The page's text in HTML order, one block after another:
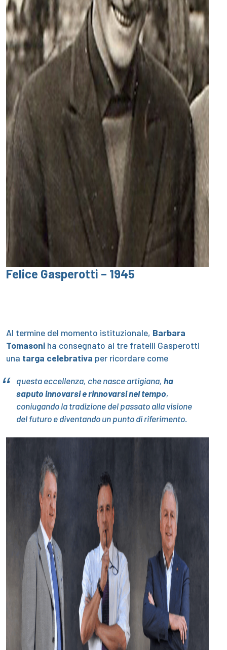
Felice Gasperotti – 1945
Al termine del momento istituzionale, Barbara
Tomasoni ha consegnato ai tre fratelli Gasperotti
una targa celebrativa per ricordare come
questa eccellenza, che nasce artigiana, ha
saputo innovarsi e rinnovarsi nel tempo,
coniugando la tradizione del passato alla visione
del futuro e diventando un punto di riferimento.